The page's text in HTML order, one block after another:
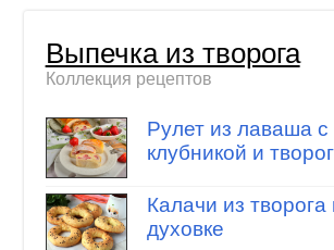
Выпечка из творога
Коллекция рецептов
Рулет из лаваша с
клубникой и
Калачи из творога
духовке